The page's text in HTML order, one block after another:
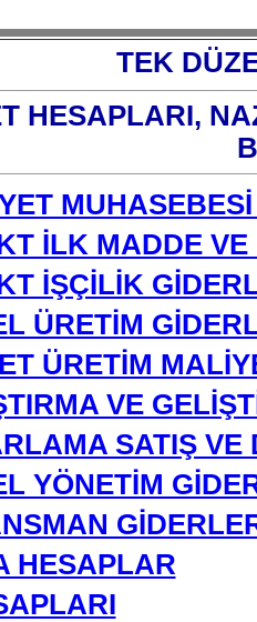
TEK
HESAPLARI,
İLK MADDE
İŞÇİLİK
ÜRETİM
ÜRETİM
VE
SATIŞ VE
YÖNETİM
HESAPLAR